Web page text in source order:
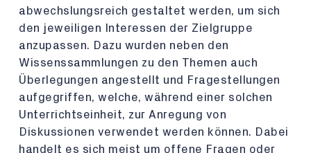
abwechslungsreich gestaltet werden, um sich
den jeweiligen Interessen der Zielgruppe
anzupassen. Dazu wurden neben den
Wissenssammlungen zu den Themen auch
Überlegungen angestellt und Fragestellungen
aufgegriffen, welche, während einer solchen
Unterrichtseinheit, zur Anregung von
Diskussionen verwendet werden können. Dabei
handelt es sich meist um offene Fragen oder